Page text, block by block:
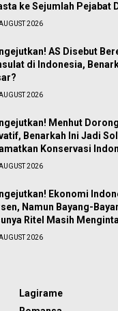
ke Sejumlah Pejabat
2026
AS Disebut
di Indonesia,
2026
Menhut
Benarkah Ini Jadi
Konservasi
2026
Ekonomi
Namun Bayang-
Ritel Masih
2026
Lagirame